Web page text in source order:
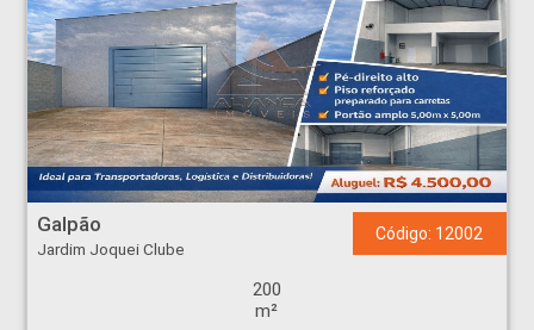
Galpão - Jardim Joquei Clube - Ribeirão Preto
Galpão
Jardim Joquei Clube
Código: 12002
200
m²